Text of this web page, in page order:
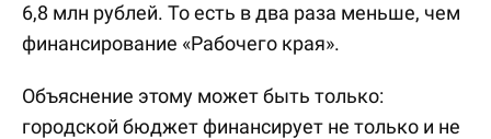
6,8 млн рублей. То есть в два раза меньше, чем
финансирование «Рабочего края».
Объяснение этому может быть только:
городской бюджет финансирует не только и не